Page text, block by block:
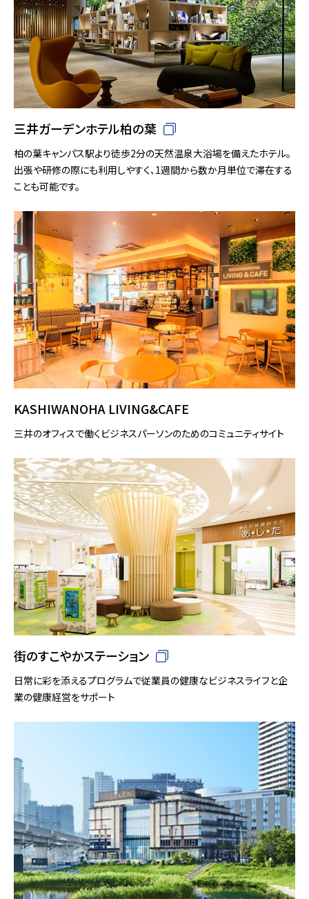
三井ガーデンホテル柏の葉
柏の葉キャンパス駅より徒歩2分の天然温泉大浴場を備えたホテル。
出張や研修の際にも利用しやすく、1週間から数か月単位で滞在する
ことも可能です。
KASHIWANOHA LIVING&CAFE
三井のオフィスで働くビジネスパーソンのためのコミュニティサイト
街のすこやかステーション
日常に彩を添えるプログラムで従業員の健康なビジネスライフと企
業の健康経営をサポート